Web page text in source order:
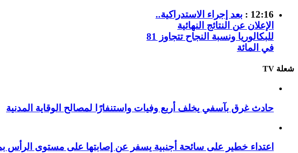
12:16 :
بعد إجراء الاستدراكية..
الإعلان عن النتائج النهائية
للبكالوريا ونسبة النجاح تتجاوز 81
في المائة
شعلة TV
حادث غرق بآسفي يخلف أربع وفيات واستنفارًا لمصالح الوقاية المدنية
اعتداء خطير على سائحة أجنبية يسفر عن إصابتها على مستوى الرأس